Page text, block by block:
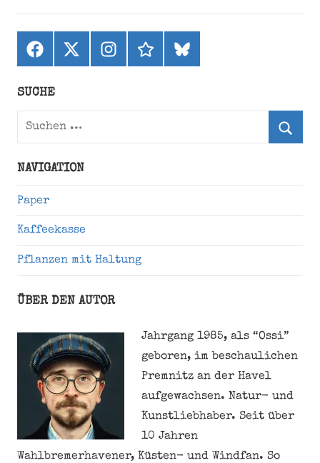
Facebook
X
(ehemals
Instagramthreadsbluesky
SUCHE
Suchen
NAVIGATION
Paper
Kaffeekasse
Pflanzen mit Haltung
ÜBER DEN AUTOR
Jahrgang 1985, als “Ossi”
geboren, im beschaulichen
Premnitz an der Havel
aufgewachsen. Natur- und
Kunstliebhaber. Seit über
10 Jahren
Wahlbremerhavener, Küsten- und Windfan. So